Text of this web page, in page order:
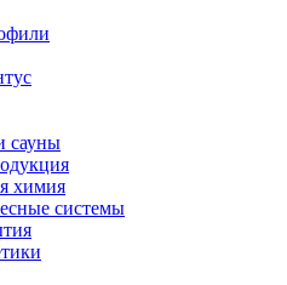
сауны
химия
системы